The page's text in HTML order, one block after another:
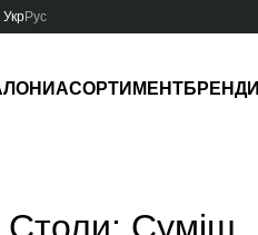
УкрРус
АСОРТИМЕНТБРЕНДИ